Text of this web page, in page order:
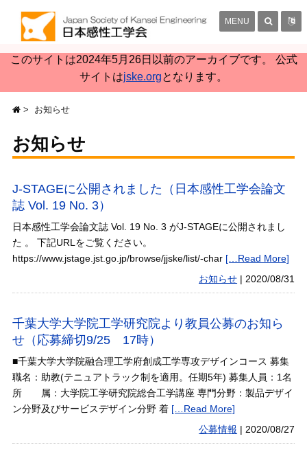
このサイトは2024年5月26日以前のアーカイブです。 公式
サイトはjske.orgとなります。
MENU
お知らせ
お知らせ
J-STAGEに公開されました（日本感性工学会論文
誌 Vol. 19 No. 3）
日本感性工学会論文誌 Vol. 19 No. 3 がJ-STAGEに公開されまし
た 。 下記URLをご覧ください。
https://www.jstage.jst.go.jp/browse/jjske/list/-char […Read More]
お知らせ |2020/08/31
千葉大学大学院工学研究院より教員公募のお知ら
せ（応募締切9/25 17時）
■千葉大学大学院融合理工学府創成工学専攻デザインコース 募集
職名：助教(テニュアトラック制を適用。任期5年) 募集人員：1名
所 属：大学院工学研究院総合工学講座 専門分野：製品デザイ
ン分野及びサービスデザイン分野 着 […Read More]
公募情報 |2020/08/27